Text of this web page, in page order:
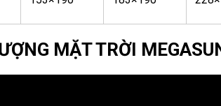
MẶT TRỜI